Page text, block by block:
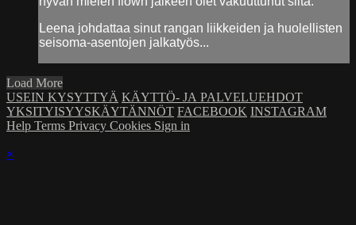
Leena johdattaa sinut rangan liikkeiden ja huolellisten
seisoma-asentojen jalkatyös...
Load More
USEIN KYSYTTYÄ KÄYTTÖ- JA PALVELUEHDOT
YKSITYISYYSKÄYTÄNNÖT FACEBOOK INSTAGRAM
Help Terms Privacy Cookies Sign in
×